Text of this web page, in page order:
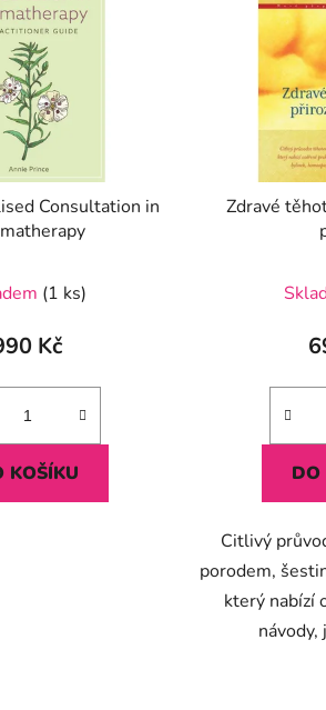
Consultation in
(1 ks)
Kč
KOŠÍKU
Zdravé
DO
Citlivý
porodem,
který nabízí
návody,